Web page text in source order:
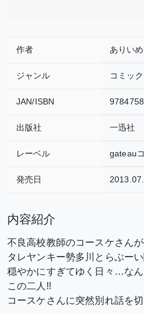
作者 ありい
ジャンル コミック
JAN/ISBN
出版社 一迅社
レーベル gateau
発売日
内容紹介
不良高校教師のコースケさん
タレヤンキー勢多川とらぶー
穏やかにすぎてゆく日々…なん
この二人!!
コースケさんに突然別れ話を